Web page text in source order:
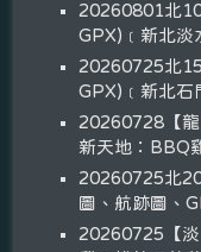
20260801北
GPX)﹝新北淡
20260725北
GPX)﹝新北石
20260728【
新天地：BBQ
20260725北
圖、航跡圖、
20260725【淡